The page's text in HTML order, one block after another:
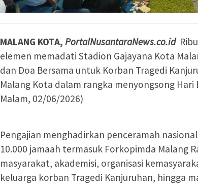
MALANG KOTA, PortalNusantaraNews.co.id
elemen memadati Stadion Gajayana Kota
dan Doa Bersama untuk Korban Tragedi
Malang Kota dalam rangka menyongsong Hari
Malam, 02/06/2026)
Pengajian menghadirkan penceramah
10.000 jamaah termasuk Forkopimda Malang
masyarakat, akademisi, organisasi
keluarga korban Tragedi Kanjuruhan, hingga